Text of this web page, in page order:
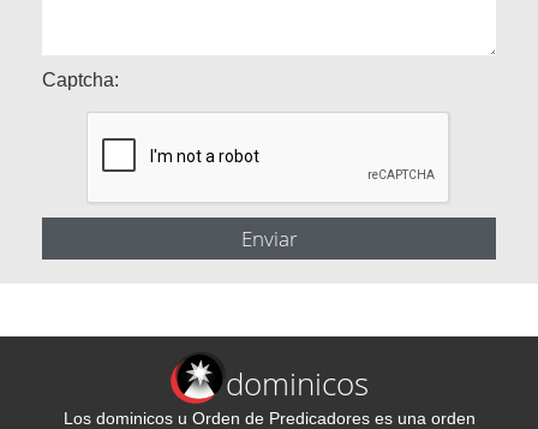
Captcha:
dominicos
Los dominicos u Orden de Predicadores es una orden